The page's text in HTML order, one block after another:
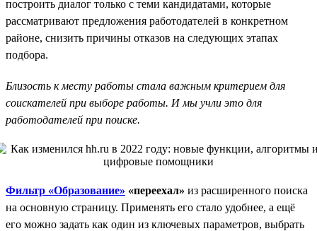
построить диалог только с теми кандидатами, которые
рассматривают предложения работодателей в конкретном
районе, снизить причины отказов на следующих этапах
подбора.
Близость к месту работы стала важным критерием для
соискателей при выборе работы. И мы учли это для
работодателей при поиске.
Фильтр «Образование» «переехал» из расширенного поиска
на основную страницу. Применять его стало удобнее, а ещё
его можно задать как один из ключевых параметров, выбрать